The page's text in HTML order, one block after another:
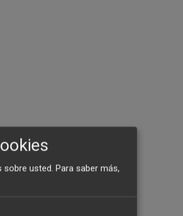
sobre usted. Para saber más,